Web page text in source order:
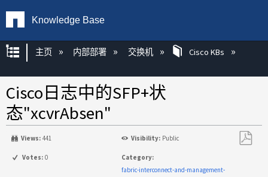
Knowledge Base
扩展/隐缩全局层次
主页 内部部署 交换机 Cisco KBs
Cisco日志中的SFP+状
态"xcvrAbsen"
Views: 441 Visibility: Public
Votes: 0
Category:
fabric-interconnect-and-management-